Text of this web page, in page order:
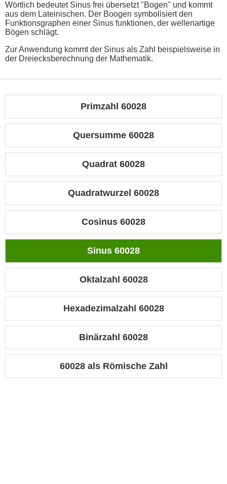
Wörtlich bedeutet Sinus frei übersetzt "Bogen" und kommt
aus dem Lateinischen. Der Boogen symbolisiert den
Funktionsgraphen einer Sinus funktionen, der wellenartige
Bögen schlägt.
Zur Anwendung kommt der Sinus als Zahl beispielsweise in
der Dreiecksberechnung der Mathematik.
Primzahl 60028
Quersumme 60028
Quadrat 60028
Quadratwurzel 60028
Cosinus 60028
Sinus 60028
Oktalzahl 60028
Hexadezimalzahl 60028
Binärzahl 60028
60028 als Römische Zahl